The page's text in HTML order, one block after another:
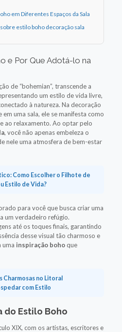
em Diferentes Espaços da Sala
estilo boho decoração sala
e Por Que Adotá-lo na
de “bohemian”, transcende a
um estilo de vida livre,
à natureza. Na decoração
uma sala, ele se manifesta como
ao relaxamento. Ao optar pelo
, você não apenas embeleza o
nele uma atmosfera de bem-estar
Como Escolher o Filhote de
Estilo de Vida?
para você que busca criar uma
um verdadeiro refúgio.
até os toques finais, garantindo
desse visual tão charmoso e
uma inspiração bohoque
Charmosas no Litoral
com Estilo
do Estilo Boho
XIX, com os artistas, escritores e